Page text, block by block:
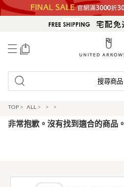
搜尋商品
TOP > ALL > > >
非常抱歉。沒有找到適合的商品。